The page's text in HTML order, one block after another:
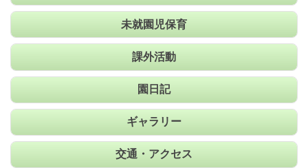
未就園児保育
課外活動
園日記
ギャラリー
交通・アクセス